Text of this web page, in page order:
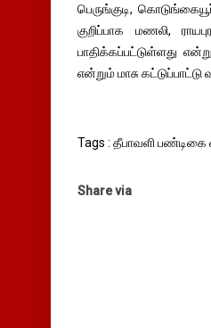
பெருங்குடி,
குறிப்பாக மணலி,
பாதிக்கப்பட்டுள்ளது
என்றும் மாசு
Tags : தீபாவளி பண்டிகை
Share via